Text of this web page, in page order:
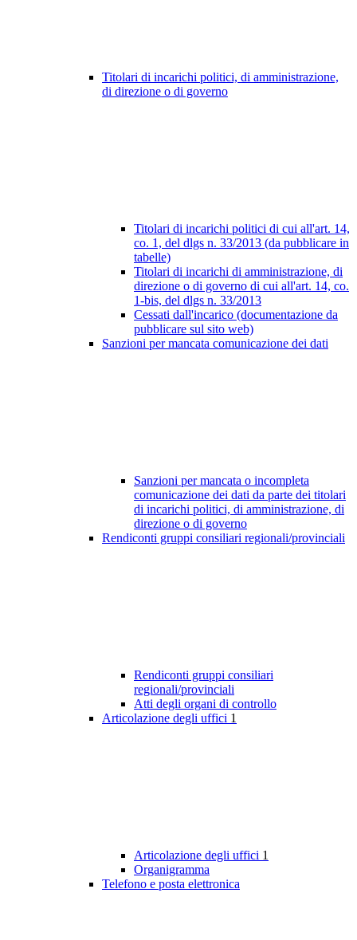
Titolari di incarichi politici, di amministrazione,
di direzione o di governo
Titolari di incarichi politici di cui all'art. 14,
co. 1, del dlgs n. 33/2013 (da pubblicare in
tabelle)
Titolari di incarichi di amministrazione, di
direzione o di governo di cui all'art. 14, co.
1-bis, del dlgs n. 33/2013
Cessati dall'incarico (documentazione da
pubblicare sul sito web)
Sanzioni per mancata comunicazione dei dati
Sanzioni per mancata o incompleta
comunicazione dei dati da parte dei titolari
di incarichi politici, di amministrazione, di
direzione o di governo
Rendiconti gruppi consiliari regionali/provinciali
Rendiconti gruppi consiliari
regionali/provinciali
Atti degli organi di controllo
Articolazione degli uffici 1
Articolazione degli uffici 1
Organigramma
Telefono e posta elettronica